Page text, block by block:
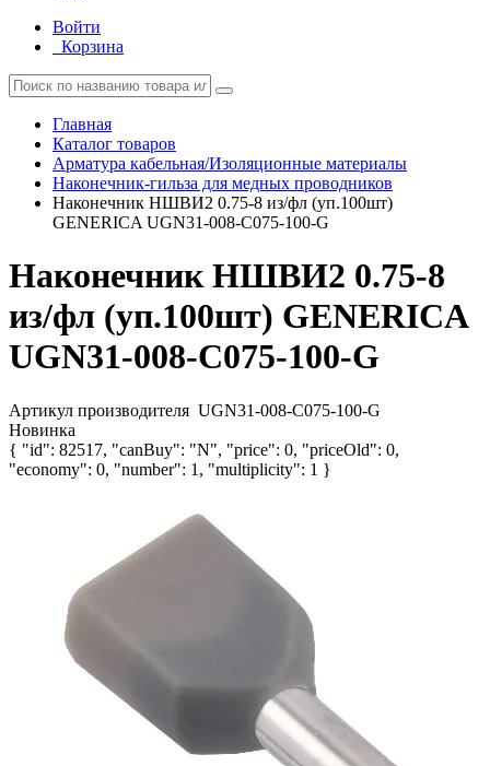
Войти
Корзина
Главная
Каталог товаров
Арматура кабельная/Изоляционные материалы
Наконечник-гильза для медных проводников
Наконечник НШВИ2 0.75-8 из/фл (уп.100шт)
GENERICA UGN31-008-C075-100-G
Наконечник НШВИ2 0.75-8
из/фл (уп.100шт) GENERICA
UGN31-008-C075-100-G
Артикул производителя UGN31-008-C075-100-G
Новинка
{ "id": 82517, "canBuy": "N", "price": 0, "priceOld": 0,
"economy": 0, "number": 1, "multiplicity": 1 }